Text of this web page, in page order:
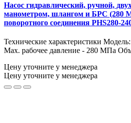
Насос гидравлический, ручной,
манометром, шлангом и БРС (280
поворотного соединения PHS280-
Технические характеристики
Max. рабочее давление - 280 МПа
Цену уточните у менеджера
Цену уточните у менеджера